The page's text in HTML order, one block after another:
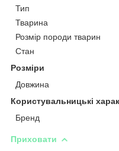
Тип
Тварина
Розмір породи тварин
Стан
Розміри
Довжина
Користувальницькі
Бренд
Приховати